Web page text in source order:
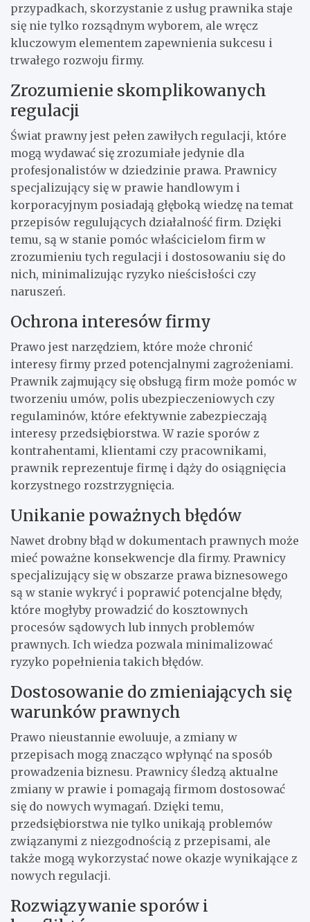
przypadkach, skorzystanie z usług prawnika staje
się nie tylko rozsądnym wyborem, ale wręcz
kluczowym elementem zapewnienia sukcesu i
trwałego rozwoju firmy.
Zrozumienie skomplikowanych
regulacji
Świat prawny jest pełen zawiłych regulacji, które
mogą wydawać się zrozumiałe jedynie dla
profesjonalistów w dziedzinie prawa. Prawnicy
specjalizujący się w prawie handlowym i
korporacyjnym posiadają głęboką wiedzę na temat
przepisów regulujących działalność firm. Dzięki
temu, są w stanie pomóc właścicielom firm w
zrozumieniu tych regulacji i dostosowaniu się do
nich, minimalizując ryzyko nieścisłości czy
naruszeń.
Ochrona interesów firmy
Prawo jest narzędziem, które może chronić
interesy firmy przed potencjalnymi zagrożeniami.
Prawnik zajmujący się obsługą firm może pomóc w
tworzeniu umów, polis ubezpieczeniowych czy
regulaminów, które efektywnie zabezpieczają
interesy przedsiębiorstwa. W razie sporów z
kontrahentami, klientami czy pracownikami,
prawnik reprezentuje firmę i dąży do osiągnięcia
korzystnego rozstrzygnięcia.
Unikanie poważnych błędów
Nawet drobny błąd w dokumentach prawnych może
mieć poważne konsekwencje dla firmy. Prawnicy
specjalizujący się w obszarze prawa biznesowego
są w stanie wykryć i poprawić potencjalne błędy,
które mogłyby prowadzić do kosztownych
procesów sądowych lub innych problemów
prawnych. Ich wiedza pozwala minimalizować
ryzyko popełnienia takich błędów.
Dostosowanie do zmieniających się
warunków prawnych
Prawo nieustannie ewoluuje, a zmiany w
przepisach mogą znacząco wpłynąć na sposób
prowadzenia biznesu. Prawnicy śledzą aktualne
zmiany w prawie i pomagają firmom dostosować
się do nowych wymagań. Dzięki temu,
przedsiębiorstwa nie tylko unikają problemów
związanymi z niezgodnością z przepisami, ale
także mogą wykorzystać nowe okazje wynikające z
nowych regulacji.
Rozwiązywanie sporów i